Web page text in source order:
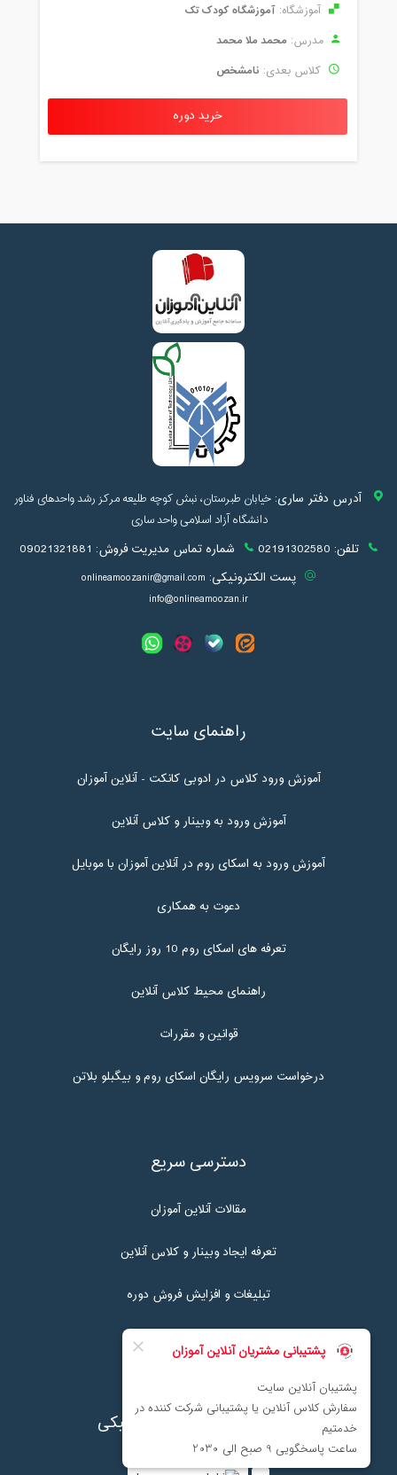
آموزشگاه: آموزشگاه کودک تک
مدرس: محمد ملا محمد
کلاس بعدی: نامشخص
خرید دوره
آدرس دفتر ساری:خیابان طبرستان، نبش کوچه طلیعه مرکز رشد واحدهای فناور
دانشگاه آزاد اسلامی واحد ساری
تلفن: 02191302580 شماره تماس مدیریت فروش: 09021321881
پست الکترونیکی: onlineamoozanir@gmail.com
info@onlineamoozan.ir
راهنمای سایت
آموزش ورود کلاس در ادوبی کانکت - آنلاین آموزان
آموزش ورود به وبینار و کلاس آنلاین
آموزش ورود به اسکای روم در آنلاین آموزان با موبایل
دعوت به همکاری
تعرفه های اسکای روم 10 روز رایگان
راهنمای محیط کلاس آنلاین
قوانین و مقررات
درخواست سرویس رایگان اسکای روم و بیگبلو بلاتن
دسترسی سریع
مقالات آنلاین آموزان
تعرفه ایجاد وبینار و کلاس آنلاین
تبلیغات و افزایش فروش دوره
نماد اعتماد پرداخت الکترونیکی